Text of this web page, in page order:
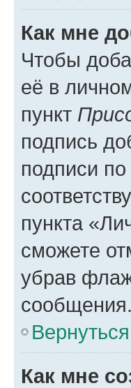
Как мне
Чтобы
её в
пункт
подпись
подписи
пункта
сможете
убрав
сообщения.
Как мне